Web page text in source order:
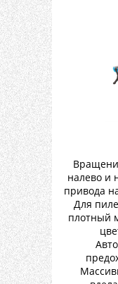
налево и
привода
Для
плотный